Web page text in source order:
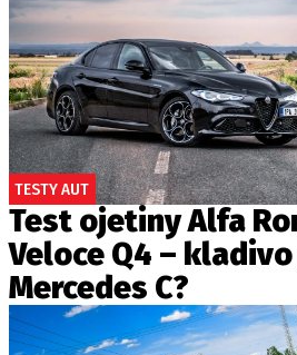
TESTY AUT
Test ojetiny Alfa
Veloce Q4 – kladivo
Mercedes C?